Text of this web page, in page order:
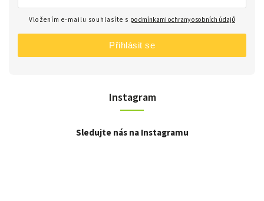
Instagram
Sledujte nás na Instagramu
Vložením e-mailu souhlasíte s podmínkami ochrany osobních údajů
Přihlásit se